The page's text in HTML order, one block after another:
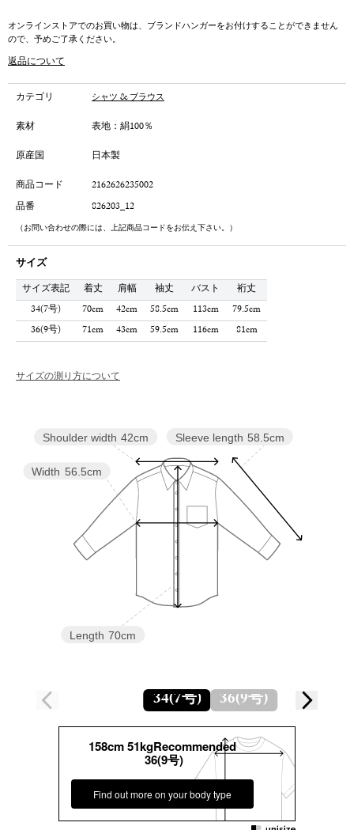
オンラインストアでのお買い物は、ブランドハンガーをお付けすることができません
ので、予めご了承ください。
返品について
カテゴリ シャツ & ブラウス
素材
表地：絹100％
原産国
日本製
商品コード
2162626235002
品番
826203_12
（お問い合わせの際には、上記商品コードをお伝え下さい。）
サイズ
サイズ表記 着丈 肩幅 袖丈 バスト
裄丈
34(7号)
70cm 42cm 58.5cm 113cm
79.5cm
36(9号)
71cm 43cm 59.5cm 116cm 81cm
サイズの測り方について
Sleeve length 58.5cm
Length 70cm
Width 56.5cm
Shoulder width 42cm
34(7号) 36(9号)
158cm 51kgRecommended
36(9号)
Find out more on your body type